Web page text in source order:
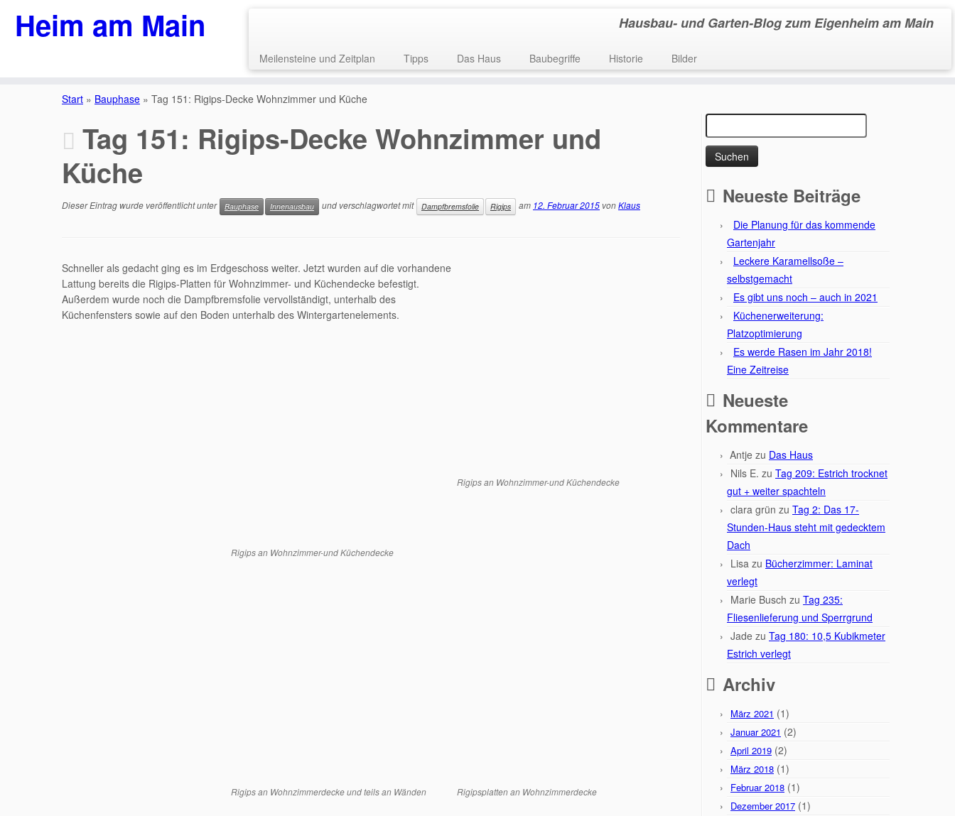
Heim am Main Hausbau- und Garten-Blog zum Eigenheim am Main
Meilensteine und Zeitplan Tipps Das Haus Baubegriffe Historie Bilder
Start » Bauphase » Tag 151: Rigips-Decke Wohnzimmer und Küche
Tag 151: Rigips-Decke Wohnzimmer und
Küche
Dieser Eintrag wurde veröffentlicht unter Bauphase Innenausbau und verschlagwortet mit Dampfbremsfolie Rigips am 12. Februar 2015 vonKlaus
Rigips an Wohnzimmer-und Küchendecke
Schneller als gedacht ging es im Erdgeschoss weiter. Jetzt wurden auf die vorhandene
Lattung bereits die Rigips-Platten für Wohnzimmer- und Küchendecke befestigt.
Außerdem wurde noch die Dampfbremsfolie vervollständigt, unterhalb des
Küchenfensters sowie auf den Boden unterhalb des Wintergartenelements.
Rigips an Wohnzimmer-und Küchendecke
Rigipsplatten an Wohnzimmerdecke
Rigips an Wohnzimmerdecke und teils an Wänden
Suchen
nach:
Neueste Beiträge
Die Planung für das kommende
Gartenjahr
Leckere Karamellsoße –
selbstgemacht
Es gibt uns noch – auch in 2021
Küchenerweiterung:
Platzoptimierung
Es werde Rasen im Jahr 2018!
Eine Zeitreise
Neueste
Kommentare
Antje zu Das Haus
Nils E. zu Tag 209: Estrich trocknet
gut + weiter spachteln
clara grün zu Tag 2: Das 17-
Stunden-Haus steht mit gedecktem
Dach
Lisa zu Bücherzimmer: Laminat
verlegt
Marie Busch zu Tag 235:
Fliesenlieferung und Sperrgrund
Jade zu Tag 180: 10,5 Kubikmeter
Estrich verlegt
Archiv
März 2021 (1)
Januar 2021 (2)
April 2019 (2)
März 2018 (1)
Februar 2018 (1)
Dezember 2017 (1)